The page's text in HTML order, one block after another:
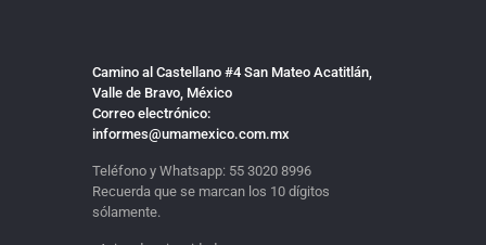
Camino al Castellano #4 San Mateo Acatitlán,
Valle de Bravo, México
Correo electrónico:
informes@umamexico.com.mx
Teléfono y Whatsapp: 55 3020 8996
Recuerda que se marcan los 10 dígitos
sólamente.